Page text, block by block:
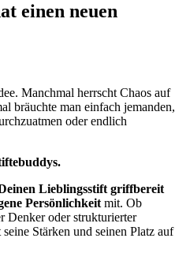
einen neuen
Manchmal herrscht Chaos auf
bräuchte man einfach jemanden,
oder endlich
Lieblingsstift griffbereit
Persönlichkeit mit. Ob
Denker oder strukturierter
Stärken und seinen Platz auf